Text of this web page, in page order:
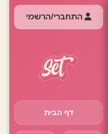
התחברי/הרשמי
דף הבית